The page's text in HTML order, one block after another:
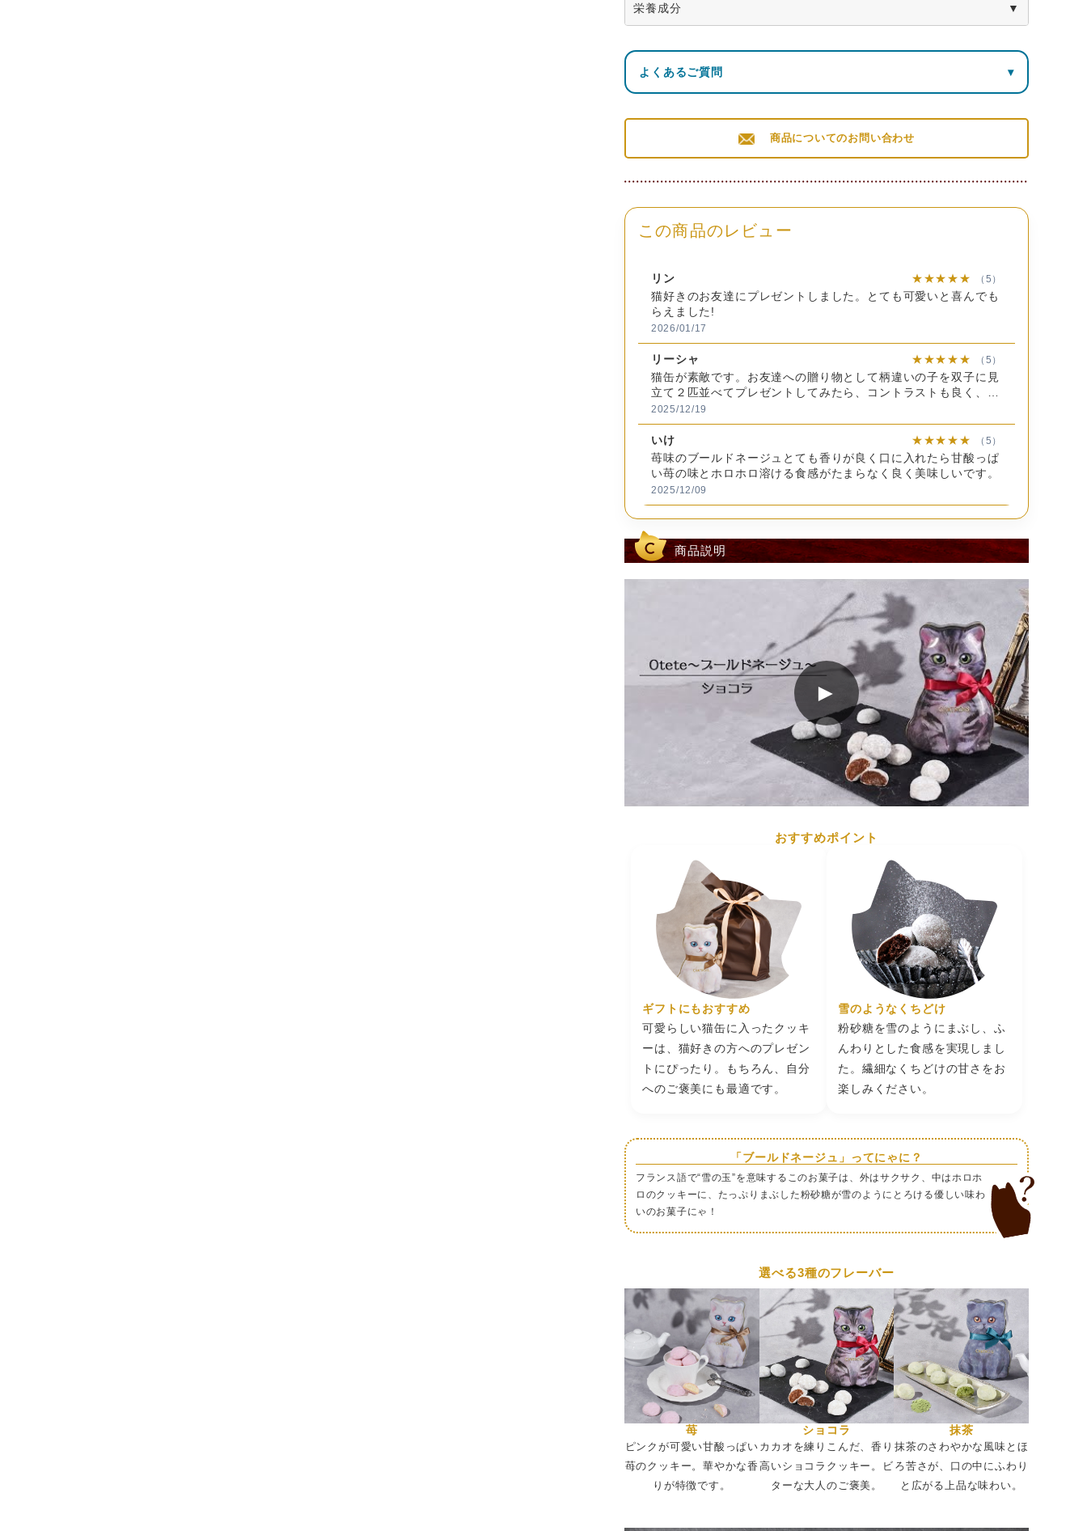
商
品
Otete～ブールドネージュ～
名
称
焼菓子
内
量
イ
ズ
箱（約）：縦60×横110×高さ157mm
量
約185g
原
苺：小麦粉（国内製造）、バター、粉糖（砂糖、コーンスター
チ）、苺パウダー（ぶどう糖、コーンスターチ、食用精製加工
油脂、乾燥苺）、食塩／香料、乳化剤、着色料（ビート）、
（一部に小麦・乳成分を含む）
ショコラ：小麦粉（国内製造）、粉糖（砂糖、コーンスター
メル）、香料、（一部に小麦 乳成分を含む）
抹茶：小麦粉（国内製造）、バター、粉糖（砂糖、コーンスタ
ーチ）、抹茶パウダー（ブドウ糖、コーンスターチ、食用精製
加工油脂、抹茶）、抹茶、食塩／香料、乳化剤、着色料（ウコ
ン、クチナシ）、（一部に小麦・乳成分を含む）
情
報
※本製造工場では 卵、くるみ を含む製品を生産しています。
発送日時点で20日以上ある商品をお送りいたします。
存
シャトロワ株式会社 神戸市中央区港島南町4-6-4
栄養成分
熱量 食塩相当量
600kcal 3.8ｇ 28.4ｇ 80.5ｇ
よくあるご質問 ▾
商品についてのお問い合わせ
この商品のレビュー
リン ★★★★★ （5）
猫好きのお友達にプレゼントしました。とても可愛いと喜んでも
らえました!
2026/01/17
リーシャ ★★★★★ （5）
猫缶が素敵です。お友達への贈り物として柄違いの子を双子に見
立て２匹並べてプレゼントしてみたら、コントラストも良く、と
ても喜んでくれました。猫好きの方にぜひ送ってみてはいかが？
2025/12/19
いけ ★★★★★ （5）
苺味のブールドネージュとても香りが良く口に入れたら甘酸っぱ
い苺の味とホロホロ溶ける食感がたまらなく良く美味しいです。
2025/12/09
キャラメルミルクティー ★★★★★ （5）
Xで見て一目惚れして購入しました。 お写真以上に可愛くて感動
しました。 購入して良かったです。
★★★★★
猫缶が欲しくて買いました。 クッキーも甘くて美味しかったで
とらねね ★★★★★ （5）
以前 別のねこ缶を購入しました。今回のねこ缶も可愛いし、贈
り物としてもとても喜ばれました。クッキーもホロホロで、お茶
菓子にぴったりです。ねこ好きのプレゼントには最適です。困る
のは全種類揃えたくなる事ですね…
★★★★★ （5）
ショコラを購入。猫好きで、缶ほしさだったのですが、お菓子が
想像を越えて美味しかった! また購入したいと思います。
このシリーズ可愛すぎて全部集めたくなります。猫好きにはたま
りません。 食べ終わってもインテリアとして飾れるところがお
気に入りです！
2025/09/29
★★★★★ （5）
こちらは抹茶特有の、苦すぎる後味がそこまでしなくて食べやす
かったです。 抹茶の後引く苦味が好きな方もいらっしゃるとは
思いますが、自分はその苦味が得意ではないのに、抹茶のお菓子
を定期的に食べたくなってしまうので…とてもありがたいお味で
美味しかったです。
2025/08/17
れーさん ★★★★★
ブリティッシュショートヘアーグレーの猫さんを購入しました。
かったのですが、抹茶味のクッキーが美味しくてビックリ！ 購
入して大正解でした！
2025/08/05
ねぽ ★★★★★
2026/02/22
キンキキの父 ★★★★★
ネコ缶がとにかくとっても可愛いい！ 缶に厚みがあるので立て
て飾っても安定がいいです。
2026/02/08
商品説明
►
おすすめポイント
ギフトにもおすすめ
可愛らしい猫缶に入ったクッキ
ーは、猫好きの方へのプレゼン
トにぴったり。もちろん、自分
へのご褒美にも最適です。
雪のようなくちどけ
粉砂糖を雪のようにまぶし、ふ
んわりとした食感を実現しまし
た。繊細なくちどけの甘さをお
楽しみください。
「ブールドネージュ」ってにゃに？
フランス語で“雪の玉”を意味するこのお菓子は、外はサクサク、中はホロホ
ロのクッキーに、たっぷりまぶした粉砂糖が雪のようにとろける優しい味わ
いのお菓子にゃ！
選べる3種のフレーバー
苺
ピンクが可愛い甘酸っぱい
苺のクッキー。華やかな香
りが特徴です。
ショコラ
カカオを練りこんだ、香り
高いショコラクッキー。ビ
ターな大人のご褒美。
抹茶
抹茶のさわやかな風味とほ
ろ苦さが、口の中にふわり
と広がる上品な味わい。